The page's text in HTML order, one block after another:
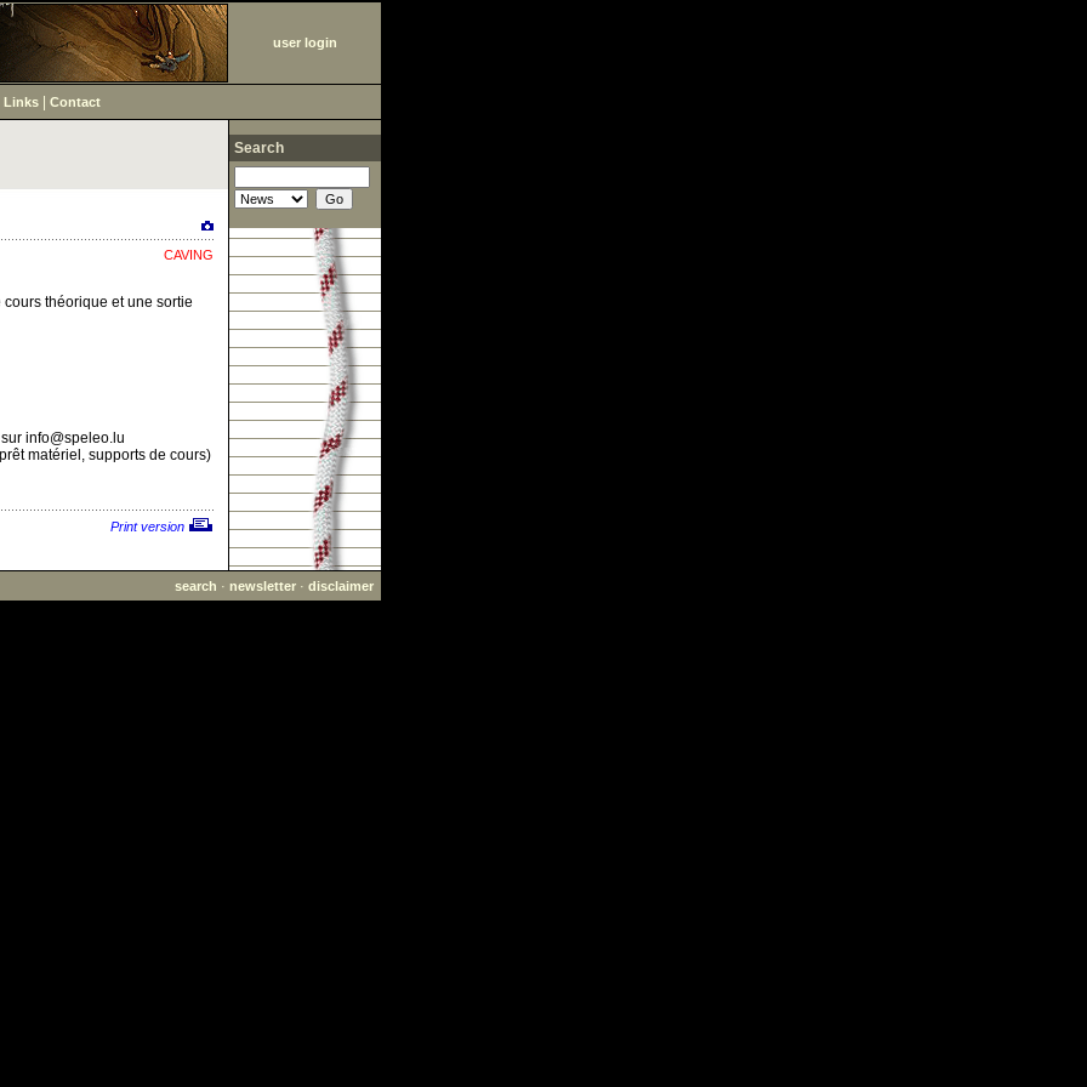
user login
Links Contact
CAVING
théorique et une sortie
info@speleo.lu
matériel, supports de cours)
Print version
Search
search · newsletter · disclaimer